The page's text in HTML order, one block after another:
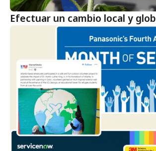
Efectuar un cambio local y